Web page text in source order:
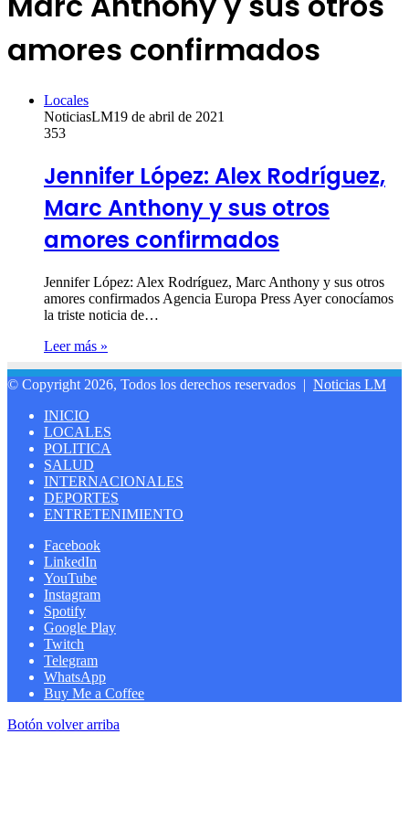
amores confirmados
Locales
NoticiasLM19 de abril de 2021
353
Jennifer López: Alex Rodríguez,
Marc Anthony y sus otros
amores confirmados
Jennifer López: Alex Rodríguez, Marc Anthony y sus otros
amores confirmados Agencia Europa Press Ayer conocíamos
la triste noticia de…
Leer más »
© Copyright 2026, Todos los derechos reservados | Noticias LM
INICIO
LOCALES
POLITICA
SALUD
INTERNACIONALES
DEPORTES
ENTRETENIMIENTO
Facebook
LinkedIn
YouTube
Instagram
Spotify
Google Play
Twitch
Telegram
WhatsApp
Buy Me a Coffee
Botón volver arriba